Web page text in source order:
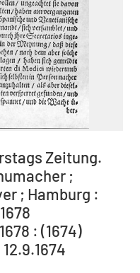
Zeitung.
;
; Hamburg :
: (1674)